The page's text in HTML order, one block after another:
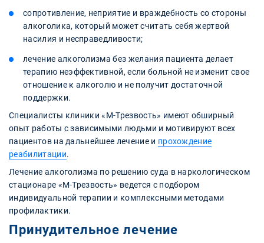
сопротивление, неприятие и враждебность со стороны
алкоголика, который может считать себя жертвой
насилия и несправедливости;
лечение алкоголизма без желания пациента делает
терапию неэффективной, если больной не изменит свое
отношение к алкоголю и не получит достаточной
поддержки.
Специалисты клиники «М-Трезвость» имеют обширный
опыт работы с зависимыми людьми и мотивируют всех
пациентов на дальнейшее лечение и прохождение
реабилитации.
Лечение алкоголизма по решению суда в наркологическом
стационаре «М-Трезвость» ведется с подбором
индивидуальной терапии и комплексными методами
профилактики.
Принудительное лечение